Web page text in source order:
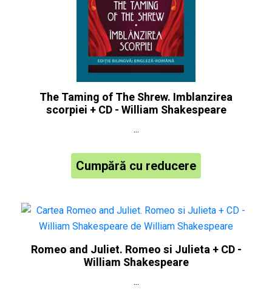
The Taming of The Shrew. Imblanzirea
scorpiei + CD - William Shakespeare
...
Cumpără cu reducere
Romeo and Juliet. Romeo si Julieta + CD -
William Shakespeare
...